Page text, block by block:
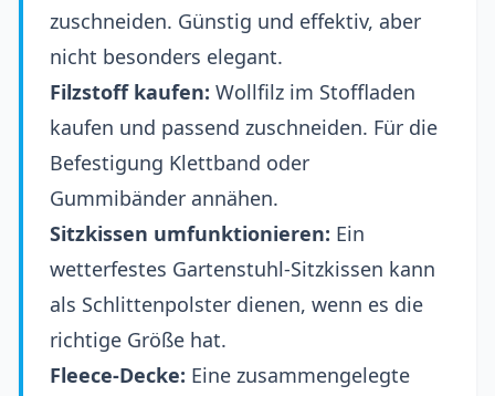
zuschneiden. Günstig und effektiv, aber
nicht besonders elegant.
Filzstoff kaufen: Wollfilz im Stoffladen
kaufen und passend zuschneiden. Für die
Befestigung Klettband oder
Gummibänder annähen.
Sitzkissen umfunktionieren: Ein
wetterfestes Gartenstuhl-Sitzkissen kann
als Schlittenpolster dienen, wenn es die
richtige Größe hat.
Fleece-Decke: Eine zusammengelegte